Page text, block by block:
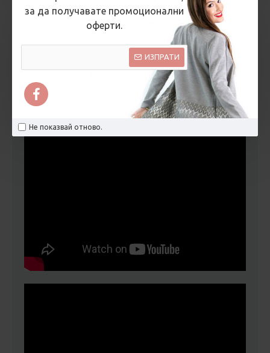
за да получавате промоционални
оферти.
ИЗПРАТИ
Не показвай отново.
ВИДЕО